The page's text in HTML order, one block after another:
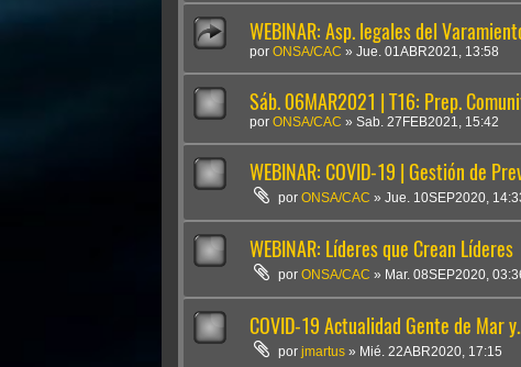
WEBINAR: Asp. legales del
por ONSA/CAC » Jue. 01ABR2021, 13:58
Sáb. 06MAR2021 | T16: Prep.
por ONSA/CAC » Sab. 27FEB2021, 15:42
WEBINAR: COVID-19 | Gestión de
porONSA/CAC »Jue. 10SEP2020,
WEBINAR: Líderes que Crean Líderes
porONSA/CAC » Mar. 08SEP2020,
COVID-19 Actualidad Gente de Mar
porjmartus » Mié. 22ABR2020, 17:15